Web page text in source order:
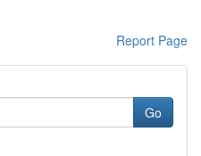
Report Page
Go